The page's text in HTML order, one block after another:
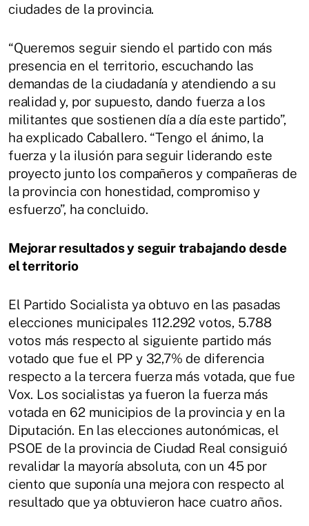
ciudades de la provincia.
“Queremos seguir siendo el partido con más
presencia en el territorio, escuchando las
demandas de la ciudadanía y atendiendo a su
realidad y, por supuesto, dando fuerza a los
militantes que sostienen día a día este partido”,
ha explicado Caballero. “Tengo el ánimo, la
fuerza y la ilusión para seguir liderando este
proyecto junto los compañeros y compañeras de
la provincia con honestidad, compromiso y
esfuerzo”, ha concluido.
Mejorar resultados y seguir trabajando desde
el territorio
El Partido Socialista ya obtuvo en las pasadas
elecciones municipales 112.292 votos, 5.788
votos más respecto al siguiente partido más
votado que fue el PP y 32,7% de diferencia
respecto a la tercera fuerza más votada, que fue
Vox. Los socialistas ya fueron la fuerza más
votada en 62 municipios de la provincia y en la
Diputación. En las elecciones autonómicas, el
PSOE de la provincia de Ciudad Real consiguió
revalidar la mayoría absoluta, con un 45 por
ciento que suponía una mejora con respecto al
resultado que ya obtuvieron hace cuatro años.